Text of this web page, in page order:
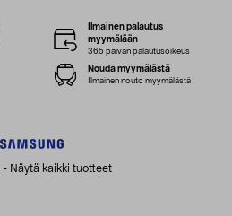
- Näytä kaikki tuotteet
Ilmainen palautus
myymälään
365 päivän palautusoikeus
Nouda myymälästä
Ilmainen nouto myymälästä